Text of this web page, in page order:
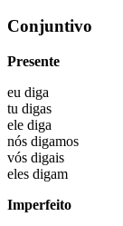
Conjuntivo
Presente
eu diga
tu digas
ele diga
nós digamos
vós digais
eles digam
Imperfeito